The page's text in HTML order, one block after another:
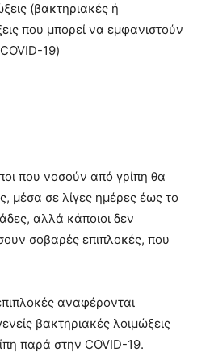
(βακτηριακές ή
που μπορεί να εμφανιστούν
19)
που νοσούν από γρίπη θα
μέσα σε λίγες ημέρες έως το
αλλά κάποιοι δεν
σοβαρές επιπλοκές, που
αναφέρονται
βακτηριακές λοιμώξεις
παρά στην COVID-19.